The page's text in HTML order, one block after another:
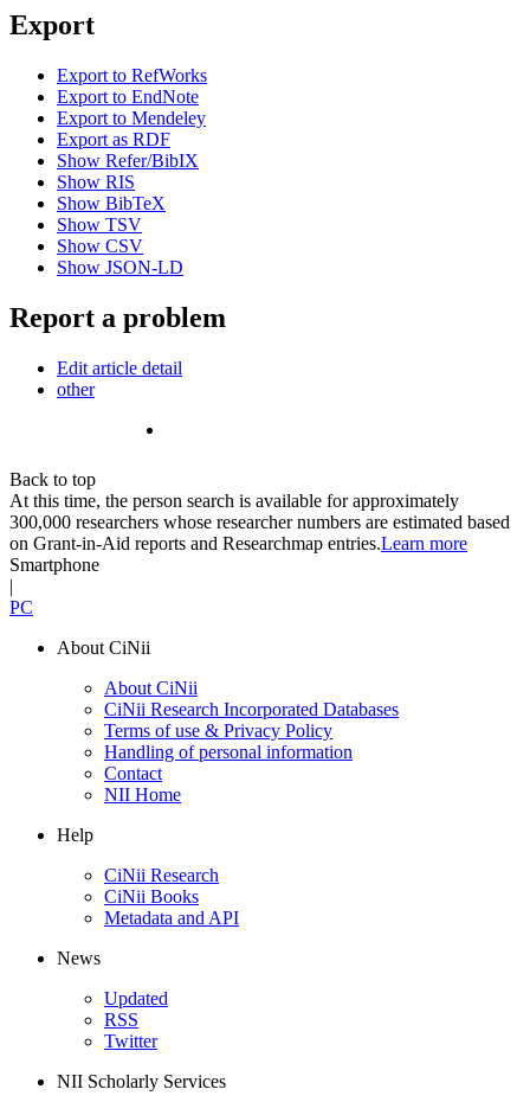
Export
Export to RefWorks
Export to EndNote
Export to Mendeley
Export as RDF
Show Refer/BibIX
Show RIS
Show BibTeX
Show TSV
Show CSV
Show JSON-LD
Report a problem
Edit article detail
other
Back to top
At this time, the person search is available for approximately
300,000 researchers whose researcher numbers are estimated based
on Grant-in-Aid reports and Researchmap entries.Learn more
Smartphone
|
PC
About CiNii
About CiNii
CiNii Research Incorporated Databases
Terms of use & Privacy Policy
Handling of personal information
Contact
NII Home
Help
CiNii Research
CiNii Books
Metadata and API
News
Updated
RSS
Twitter
NII Scholarly Services